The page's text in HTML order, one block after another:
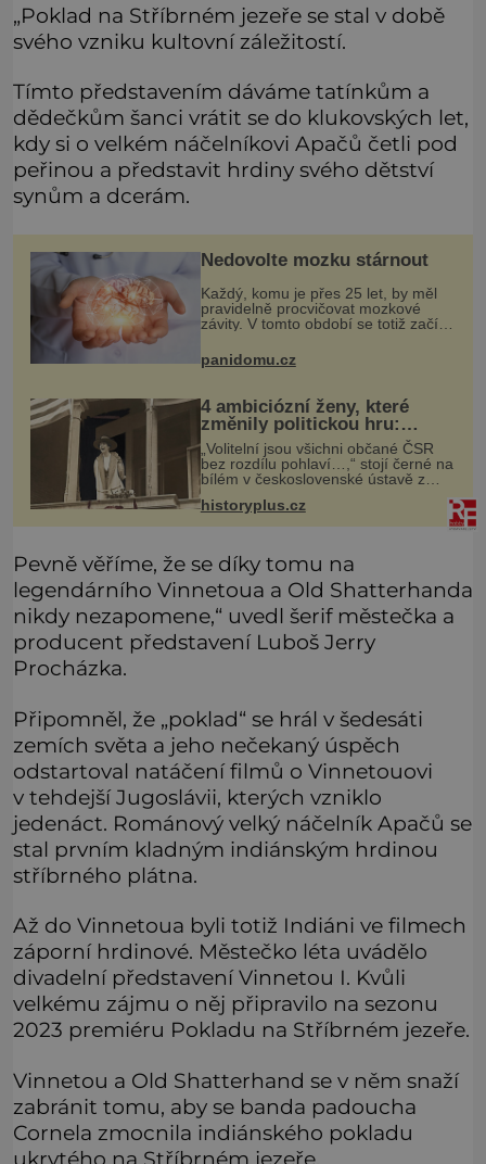
„Poklad na Stříbrném jezeře se stal v době
svého vzniku kultovní záležitostí.
Tímto představením dáváme tatínkům a
dědečkům šanci vrátit se do klukovských let,
kdy si o velkém náčelníkovi Apačů četli pod
peřinou a představit hrdiny svého dětství
synům a dcerám.
Nedovolte mozku stárnout
Každý, komu je přes 25 let, by měl
pravidelně procvičovat mozkové
závity. V tomto období se totiž začíná
problém vzpomenout si na jméno
kolegy z práce. Nebo marně v
panidomu.cz
4 ambiciózní ženy, které
změnily politickou hru:
Manželé je posílali do
kuchyně marně
„Volitelní jsou všichni občané ČSR
bez rozdílu pohlaví…,“ stojí černé na
bílém v československé ústavě z
roku 1920. Na podobnou právní
úpravu čekají ženy napříč celým
světem dlouhá léta a často za ni
historyplus.cz
Pevně věříme, že se díky tomu na
legendárního Vinnetoua a Old Shatterhanda
nikdy nezapomene,“ uvedl šerif městečka a
producent představení Luboš Jerry
Procházka.
Připomněl, že „poklad“ se hrál v šedesáti
zemích světa a jeho nečekaný úspěch
odstartoval natáčení filmů o Vinnetouovi
v tehdejší Jugoslávii, kterých vzniklo
jedenáct. Románový velký náčelník Apačů se
stal prvním kladným indiánským hrdinou
stříbrného plátna.
Až do Vinnetoua byli totiž Indiáni ve filmech
záporní hrdinové. Městečko léta uvádělo
divadelní představení Vinnetou I. Kvůli
velkému zájmu o něj připravilo na sezonu
2023 premiéru Pokladu na Stříbrném jezeře.
Vinnetou a Old Shatterhand se v něm snaží
zabránit tomu, aby se banda padoucha
Cornela zmocnila indiánského pokladu
ukrytého na Stříbrném jezeře.